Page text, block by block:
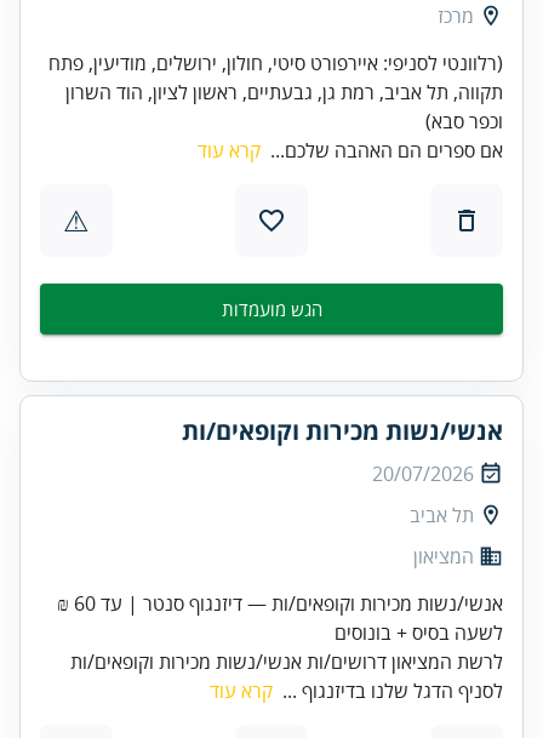
מרכז
(רלוונטי לסניפי: איירפורט סיטי, חולון, ירושלים, מודיעין, פתח
תקווה, תל אביב, רמת גן, גבעתיים, ראשון לציון, הוד השרון
וכפר סבא)
אם ספרים הם האהבה שלכם... קרא עוד
⚠
הגש מועמדות
אנשי/נשות מכירות וקופאים/ות
20/07/2026
תל אביב
המציאון
אנשי/נשות מכירות וקופאים/ות — דיזנגוף סנטר | עד 60 ₪
לשעה בסיס + בונוסים
לרשת המציאון דרושים/ות אנשי/נשות מכירות וקופאים/ות
לסניף הדגל שלנו בדיזנגוף ... קרא עוד